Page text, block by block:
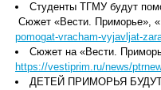
Студенты ТГМУ будут
Сюжет «Вести. Приморье»,
pomogat-vracham-vyjavljat-
Сюжет на «Вести.
https://vestiprim.ru/news/
ДЕТЕЙ ПРИМОРЬЯ